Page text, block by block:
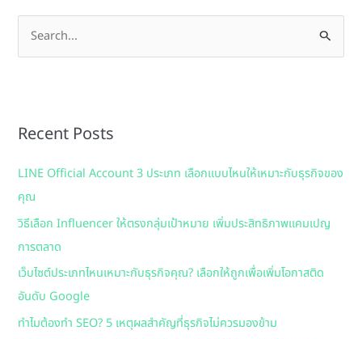
e
c
f
o
r
:
Recent Posts
LINE Official Account 3 ประเภท เลือกแบบไหนให้เหมาะกับธุรกิจของ
คุณ
วิธีเลือก Influencer ให้ตรงกลุ่มเป้าหมาย เพิ่มประสิทธิภาพแคมเปญ
การตลาด
เว็บไซต์ประเภทไหนเหมาะกับธุรกิจคุณ? เลือกให้ถูกเพื่อเพิ่มโอกาสติด
อันดับ Google
ทำไมต้องทำ SEO? 5 เหตุผลสำคัญที่ธุรกิจไม่ควรมองข้าม